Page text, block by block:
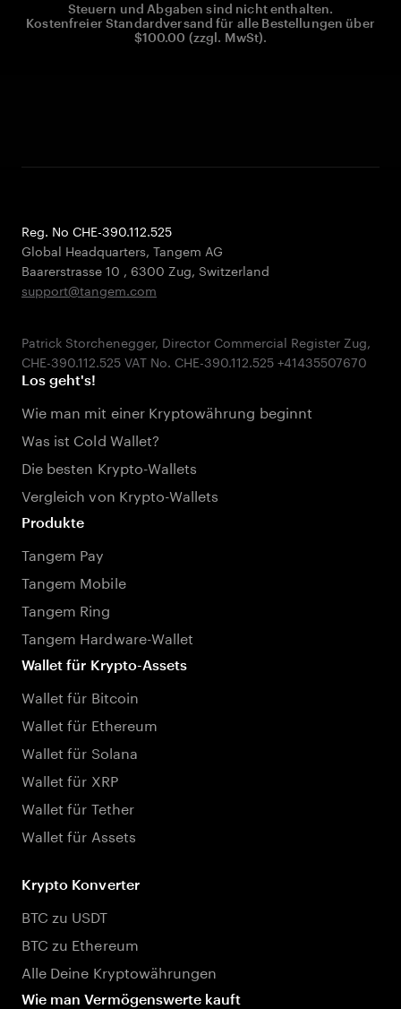
Steuern und Abgaben sind nicht enthalten.
Kostenfreier Standardversand für alle Bestellungen über
$100.00 (zzgl. MwSt).
Reg. No CHE-390.112.525
Global Headquarters, Tangem AG
Baarerstrasse 10 , 6300 Zug, Switzerland
support@tangem.com
Patrick Storchenegger, Director Commercial Register Zug,
Los geht's!
Wie man mit einer Kryptowährung beginnt
Was ist Cold Wallet?
Die besten Krypto-Wallets
Vergleich von Krypto-Wallets
Produkte
Tangem Pay
Tangem Mobile
Tangem Ring
Tangem Hardware-Wallet
Wallet für Krypto-Assets
Wallet für Bitcoin
Wallet für Ethereum
Wallet für Solana
Wallet für XRP
Wallet für Tether
Wallet für Assets
Krypto Konverter
BTC zu USDT
BTC zu Ethereum
Alle Deine Kryptowährungen
Wie man Vermögenswerte kauft